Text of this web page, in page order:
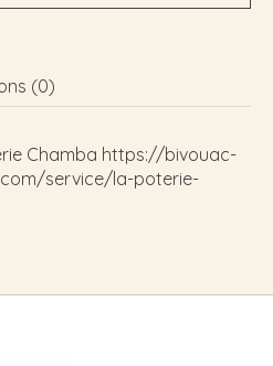
(0)
Chamba https://bivouac-
service/la-poterie-